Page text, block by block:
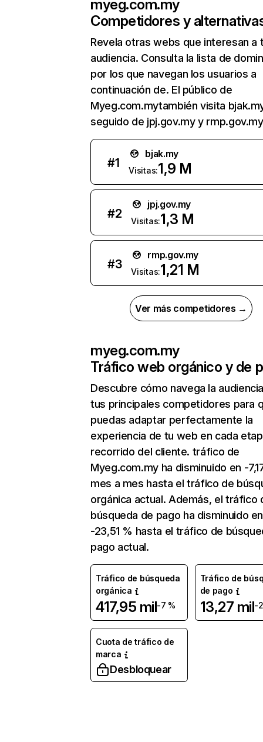
myeg.com.my
Competidores y
Revela otras webs que interesan a
audiencia. Consulta la lista de
por los que navegan los usuarios a
continuación de. El público de
Myeg.com.mytambién visita
seguido de jpj.gov.my y
#1
bjak.my
Visitas:1,9 M
#2
jpj.gov.my
Visitas:1,3 M
#3
rmp.gov.my
Visitas:1,21 M
Ver más competidores →
myeg.com.my
Tráfico web orgánico y de
Descubre cómo navega la
tus principales competidores para
puedas adaptar perfectamente la
experiencia de tu web en cada
recorrido del cliente. tráfico de
Myeg.com.my ha disminuido en -
mes a mes hasta el tráfico de
orgánica actual. Además, el tráfico
búsqueda de pago ha disminuido en
-23,51 % hasta el tráfico de
pago actual.
Tráfico de búsqueda
orgánica
417,95 mil-7 %
Tráfico de
de pago
13,27 mil-
Cuota de tráfico de
marca
Desbloquear